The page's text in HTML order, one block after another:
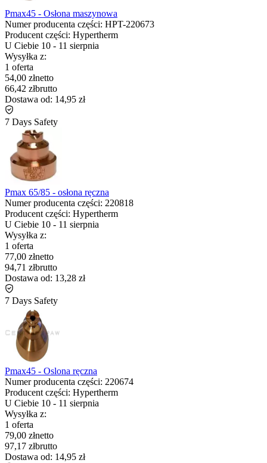
Pmax45 - Osłona maszynowa
Numer producenta części: HPT-220673
Producent części: Hypertherm
U Ciebie 10 - 11 sierpnia
Wysyłka z:
1 oferta
54,00 złnetto
66,42 złbrutto
Dostawa od: 14,95 zł
7 Days Safety
Pmax 65/85 - osłona ręczna
Numer producenta części: 220818
Producent części: Hypertherm
U Ciebie 10 - 11 sierpnia
Wysyłka z:
1 oferta
77,00 złnetto
94,71 złbrutto
Dostawa od: 13,28 zł
7 Days Safety
Pmax45 - Oslona ręczna
Numer producenta części: 220674
Producent części: Hypertherm
U Ciebie 10 - 11 sierpnia
Wysyłka z:
1 oferta
79,00 złnetto
97,17 złbrutto
Dostawa od: 14,95 zł